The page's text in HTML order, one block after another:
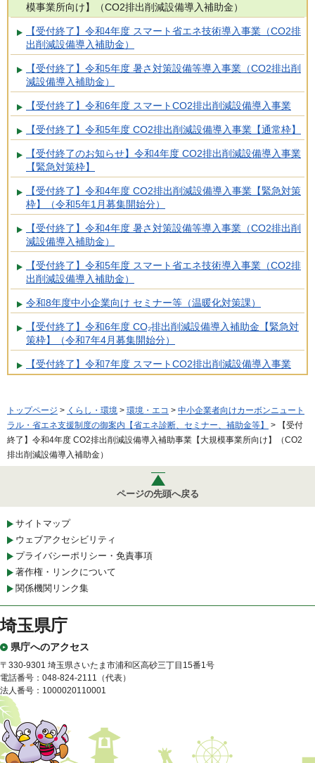
模事業所向け】（CO2排出削減設備導入補助金）
【受付終了】令和4年度 スマート省エネ技術導入事業（CO2排
出削減設備導入補助金）
【受付終了】令和5年度 暑さ対策設備等導入事業（CO2排出削
減設備導入補助金）
【受付終了】令和6年度 スマートCO2排出削減設備導入事業
【受付終了】令和5年度 CO2排出削減設備導入事業【通常枠】
【受付終了のお知らせ】令和4年度 CO2排出削減設備導入事業
【緊急対策枠】
【受付終了】令和4年度 CO2排出削減設備導入事業【緊急対策
枠】（令和5年1月募集開始分）
【受付終了】令和4年度 暑さ対策設備等導入事業（CO2排出削
減設備導入補助金）
【受付終了】令和5年度 スマート省エネ技術導入事業（CO2排
出削減設備導入補助金）
令和8年度中小企業向け セミナー等（温暖化対策課）
【受付終了】令和6年度 CO₂排出削減設備導入補助金【緊急対
策枠】（令和7年4月募集開始分）
【受付終了】令和7年度 スマートCO2排出削減設備導入事業
トップページ > くらし・環境 > 環境・エコ > 中小企業者向けカーボンニュート
ラル・省エネ支援制度の御案内【省エネ診断、セミナー、補助金等】
> 【受付
終了】令和4年度 CO2排出削減設備導入補助事業【大規模事業所向け】（CO2
排出削減設備導入補助金）
ページの先頭へ戻る
サイトマップ
ウェブアクセシビリティ
プライバシーポリシー・免責事項
著作権・リンクについて
関係機関リンク集
埼玉県庁
県庁へのアクセス
〒330-9301 埼玉県さいたま市浦和区高砂三丁目15番1号
電話番号：048-824-2111（代表）
法人番号：1000020110001